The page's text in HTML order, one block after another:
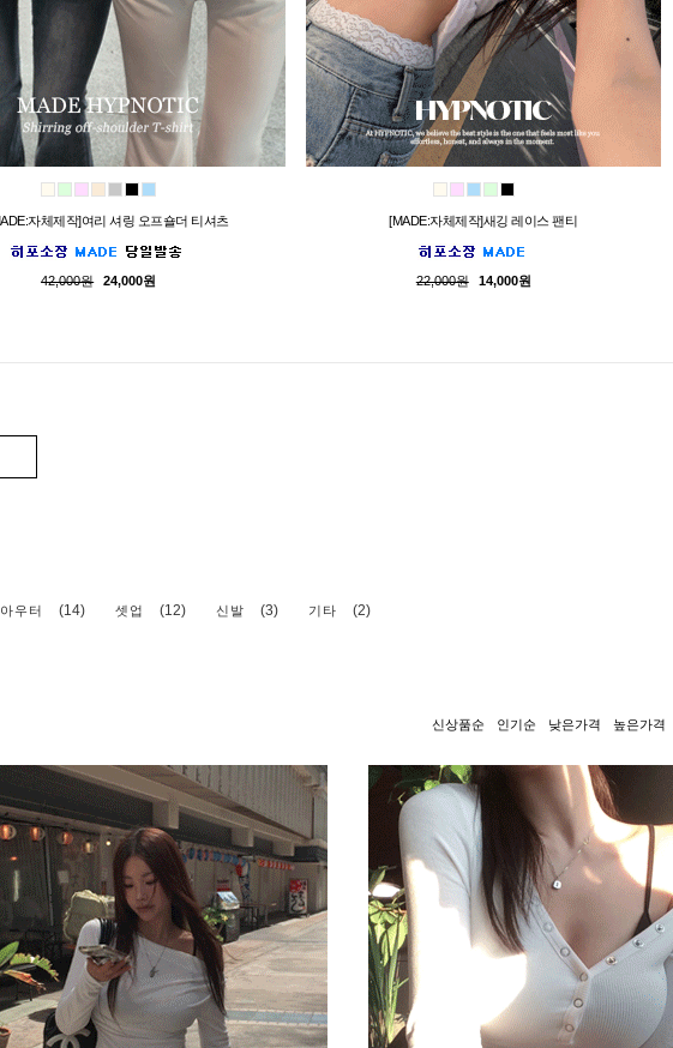
자체제작]여리 셔링 오프숄더 티셔츠
42,000원 24,000원
[MADE:자체제작]새깅 레이스 팬티
22,000원 14,000원
우터 (14) 셋업 (12) 신발 (3) 기타 (2)
신상품순 인기순 낮은가격 높은가격